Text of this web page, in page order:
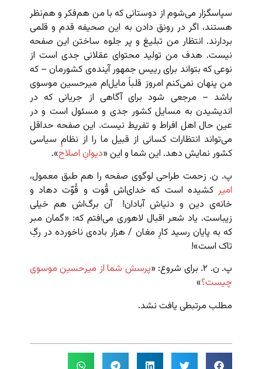
سپاسگزار می‌شوم از دوستانی که با من هم‌فکر و هم‌نظر
هستند، اگر در رونق دادن به این صحیفه قدم و قلمی
بردارند. انتظار من تبلیغ و پر جلوه ساختن این صفحه
نیست. هدف من تولید محتوای عقلانی جدی است از
نوعی که بتواند برای رییس جمهور آینده‌ی کشورمان – که
من پنهان نمی‌کنم امروز قلباً مایل‌ام میرحسین موسوی
باشد – مرجعی شود برای آگاهی از جریانی که در
اندیشیدن به مسایل کشور جدی و مسئول است و در
عین حال اهل افراط و تفریط نیست. این صفحه حداقل
می‌تواند انتظارات کسانی از قبیل ما را از نظامِ سیاسی
کشور نمایش دهد. این شما و این «دیوانِ اصلاح».
پ. ن. زحمت طراحی لوگوی صفحه را هم طبق معمول،
امیر کشیده است که خدای‌اش قُوت و قُوّت دهاد و
خانه‌ی دین و دنیاش آبادان! آن برگ‌اش هم خیلی
زیباست. یاد شعر اقبال لاهوری می‌افتم که: «گمان مبر
که به پایان رسید کارِ مغان / هزار باده‌ی ناخورده در رگِ
تاک است»!
پ. ن. ۲. برای شروع: «
پرسش شما از میرحسین موسوی
چیست؟»
مطلب مرتبطی یافت نشد.